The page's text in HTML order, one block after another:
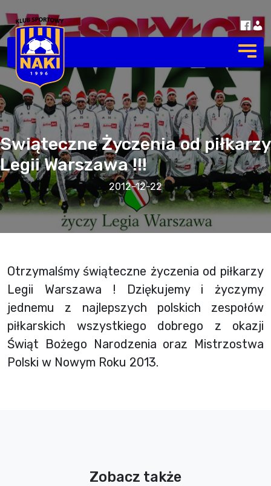
Swiąteczne Życzenia od piłkarzy
Legii Warszawa !!!
2012-12-22
Otrzymalśmy świąteczne życzenia od piłkarzy
Legii Warszawa ! Dziękujemy i życzymy
jednemu z najlepszych polskich zespołów
piłkarskich wszystkiego dobrego z okazji
Świąt Bożego Narodzenia oraz Mistrzostwa
Polski w Nowym Roku 2013.
Zobacz także